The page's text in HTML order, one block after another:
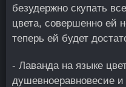
безудержно скупать
цвета, совершенно ей
теперь ей будет
- Лаванда на языке
душевноеравновесие и